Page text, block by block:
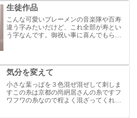
生徒作品
こんな可愛いブレーメンの音楽隊や百寿
違う字みたいだけど、これ全部が寿とい
う字なんです。御祝い事に喜んでもらえ
気分を変えて
小さな葉っぱを３色混ぜ混ぜして刺しま
すこの糸は京都の尚絅居さんの糸ですフ
ワフワの糸なので程よく混ざってくれ